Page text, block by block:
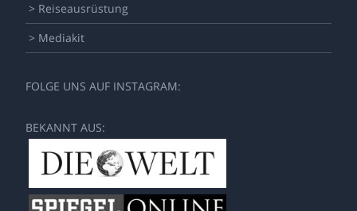
> Reiseausrüstung
> Mediakit
FOLGE UNS AUF INSTAGRAM:
BEKANNT AUS: